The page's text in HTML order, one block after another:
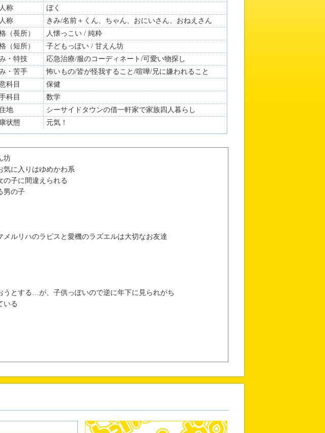
イラスト：
称
ぼく
称
きみ/名前＋くん、ちゃん、おにいさん、おねえさん
（長所）
人懐っこい / 純粋
（短所）
子どもっぽい / 甘えん坊
・特技
応急治療/服のコーディネート/可愛い物探し
・苦手
怖いもの/皆が怪我すること/喧嘩/兄に嫌われること
科目
保健
科目
数学
地
シーサイドタウンの借一軒家で家族四人暮らし
状態
元気！
坊
気に入りはゆめかわ系
の子に間違えられる
男の子
ルリハのラピスと愛機のラズエルは大切なお友達
うとする…が、子供っぽいので逆に年下に見られがち
いる